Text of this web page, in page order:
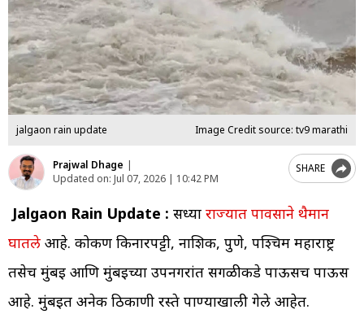
jalgaon rain update Image Credit source: tv9 marathi
Prajwal Dhage |
Updated on: Jul 07, 2026 | 10:42 PM
SHARE
Jalgaon Rain Update : सध्या राज्यात पावसाने थैमान
घातले आहे. कोकण किनारपट्टी, नाशिक, पुणे, पश्चिम महाराष्ट्र
तसेच मुंबई आणि मुंबईच्या उपनगरांत सगळीकडे पाऊसच पाऊस
आहे. मुंबईत अनेक ठिकाणी रस्ते पाण्याखाली गेले आहेत.